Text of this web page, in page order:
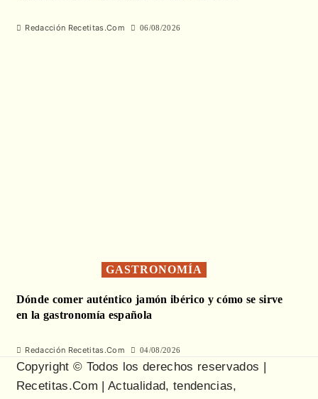
Redacción Recetitas.Com 06/08/2026
GASTRONOMÍA
Dónde comer auténtico jamón ibérico y cómo se sirve
en la gastronomía española
Redacción Recetitas.Com 04/08/2026
Copyright © Todos los derechos reservados |
Recetitas.Com | Actualidad, tendencias,